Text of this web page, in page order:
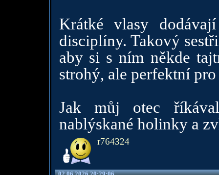
Krátké vlasy
disciplíny. Takový
aby si s ním někde
strohý, ale perfektní pro
Jak můj otec
nablýskané holinky a
r764324